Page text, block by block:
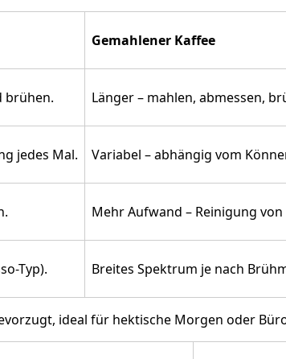
Gemahlener Kaffee
brühen. Länger – mahlen, abmessen,
jedes Mal. Variabel – abhängig vom
Mehr Aufwand – Reinigung
Typ). Breites Spektrum je nach
ideal für hektische Morgen oder